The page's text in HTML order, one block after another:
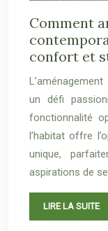
Comment
confort et
un défi
fonctionnalité
l’habitat offre
unique,
aspirations de
LIRE LA SUITE